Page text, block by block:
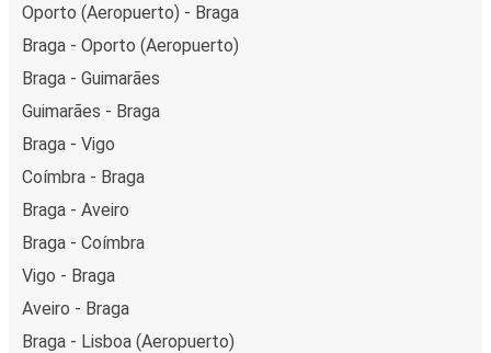
Oporto (Aeropuerto) - Braga
Braga - Oporto (Aeropuerto)
Braga - Guimarães
Guimarães - Braga
Braga - Vigo
Coímbra - Braga
Braga - Aveiro
Braga - Coímbra
Vigo - Braga
Aveiro - Braga
Braga - Lisboa (Aeropuerto)